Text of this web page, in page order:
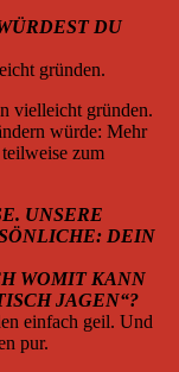
DU
gründen.
vielleicht gründen.
würde: Mehr
zum
UNSERE
DEIN
WOMIT KANN
JAGEN“?
einfach geil. Und
pur.